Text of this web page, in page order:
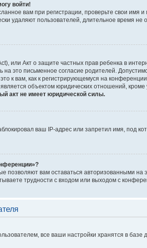
войти!
вам при регистрации, проверьте свои имя
удаляют пользователей, длительное время
или Акт о защите частных прав ребенка в
это письменное согласие родителей.
к вам, как к регистрирующемуся на
объектом юридических отношений, кроме
акт не имеет юридической силы.
ваш IP-адрес или запретил имя, под
позволяют вам оставаться авторизованными
трудности с входом или выходом с
все ваши настройки хранятся в